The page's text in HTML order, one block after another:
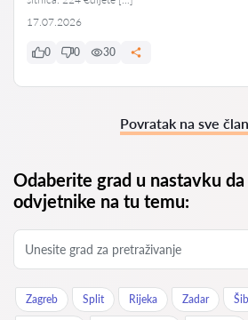
17.07.2026
0 0 30
Povratak na sve
Odaberite grad u nastavku
odvjetnike na tu temu:
Zagreb Split Rijeka Zadar